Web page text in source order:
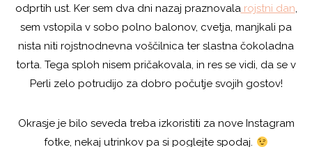
odprtih ust. Ker sem dva dni nazaj praznovalarojstni dan,
sem vstopila v sobo polno balonov, cvetja, manjkali pa
nista niti rojstnodnevna voščilnica ter slastna čokoladna
torta. Tega sploh nisem pričakovala, in res se vidi, da se v
Perli zelo potrudijo za dobro počutje svojih gostov!
Okrasje je bilo seveda treba izkoristiti za nove Instagram
fotke, nekaj utrinkov pa si poglejte spodaj.